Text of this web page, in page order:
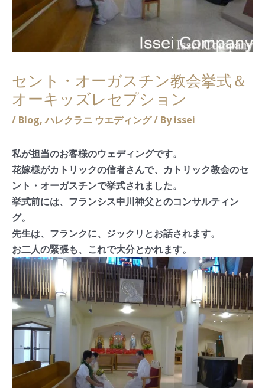
セント・オーガスチン教会挙式＆
オーキッズレセプション
/ Blog,ハレクラニ ウエディング/ Byissei
私が担当のお客様のウェディングです。
花嫁様がカトリックの信者さんで、カトリック教会のセ
ント・オーガスチンで挙式されました。
挙式前には、フランシス中川神父とのコンサルティン
グ。
先生は、フランクに、ジックリとお話されます。
お二人の緊張も、これで大分とかれます。